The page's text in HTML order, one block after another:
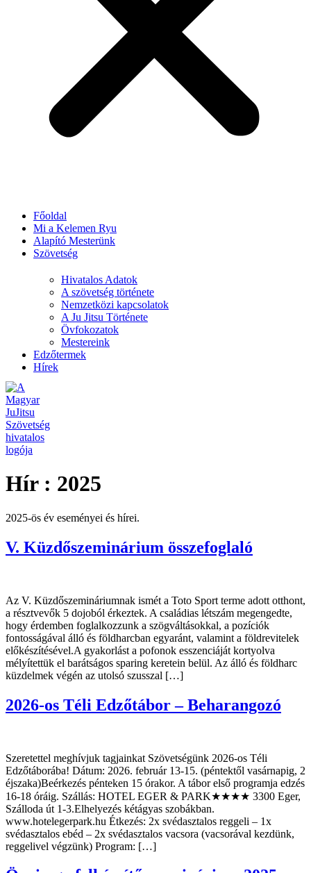
Főoldal
Mi a Kelemen Ryu
Alapító Mesterünk
Szövetség
Hivatalos Adatok
A szövetség története
Nemzetközi kapcsolatok
A Ju Jitsu Története
Övfokozatok
Mestereink
Edzőtermek
Hírek
Hír : 2025
2025-ös év eseményei és hírei.
V. Küzdőszeminárium összefoglaló
Az V. Küzdőszemináriumnak ismét a Toto Sport terme adott otthont,
a résztvevők 5 dojoból érkeztek. A családias létszám megengedte,
hogy érdemben foglalkozzunk a szögváltásokkal, a pozíciók
fontosságával álló és földharcban egyaránt, valamint a földrevitelek
előkészítésével.A gyakorlást a pofonok esszenciáját kortyolva
mélyítettük el barátságos sparing keretein belül. Az álló és földharc
küzdelmek végén az utolsó szusszal […]
2026-os Téli Edzőtábor – Beharangozó
Szeretettel meghívjuk tagjainkat Szövetségünk 2026-os Téli
Edzőtáborába! Dátum: 2026. február 13-15. (péntektől vasárnapig, 2
éjszaka)Beérkezés pénteken 15 órakor. A tábor első programja edzés
16-18 óráig. Szállás: HOTEL EGER & PARK★★★★ 3300 Eger,
Szálloda út 1-3.Elhelyezés kétágyas szobákban.
www.hotelegerpark.hu Étkezés: 2x svédasztalos reggeli – 1x
svédasztalos ebéd – 2x svédasztalos vacsora (vacsorával kezdünk,
reggelivel végzünk) Program: […]